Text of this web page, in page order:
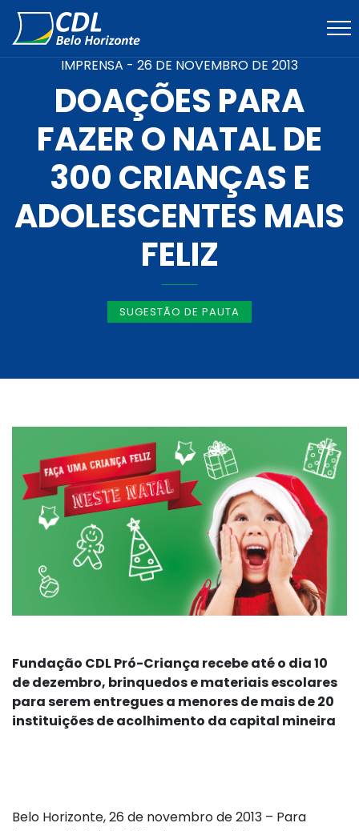
IMPRENSA - 26 DE NOVEMBRO DE 2013
DOAÇÕES PARA
FAZER O NATAL DE
300 CRIANÇAS E
ADOLESCENTES MAIS
FELIZ
SUGESTÃO DE PAUTA
Fundação CDL Pró-Criança recebe até o dia 10
de dezembro, brinquedos e materiais escolares
para serem entregues a menores de mais de 20
instituições de acolhimento da capital mineira
Belo Horizonte, 26 de novembro de 2013 – Para